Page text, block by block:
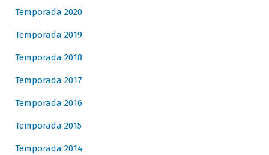
Temporada 2020
Temporada 2019
Temporada 2018
Temporada 2017
Temporada 2016
Temporada 2015
Temporada 2014